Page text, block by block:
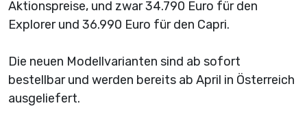
Aktionspreise, und zwar 34.790 Euro für den
Explorer und 36.990 Euro für den Capri.
Die neuen Modellvarianten sind ab sofort
bestellbar und werden bereits ab April in Österreich
ausgeliefert.